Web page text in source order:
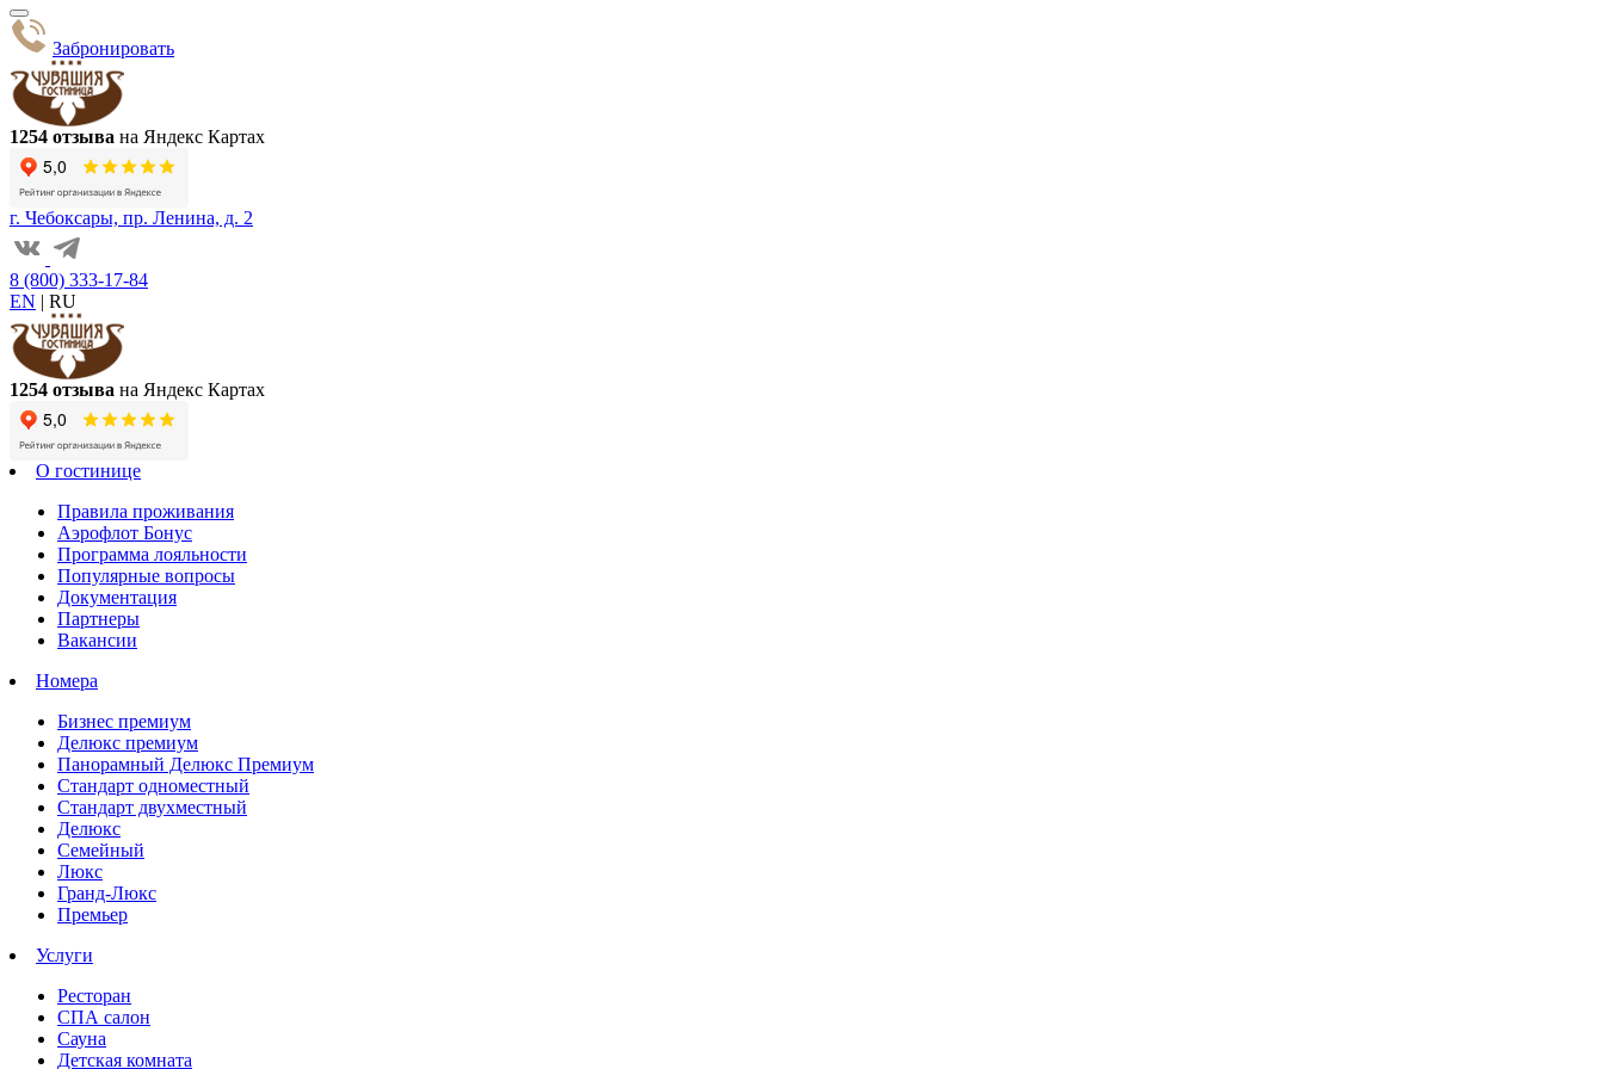
Забронировать
1254 отзыва на Яндекс Картах
г. Чебоксары, пр. Ленина, д. 2
8 (800) 333-17-84
EN | RU
1254 отзыва на Яндекс Картах
О гостинице
Правила проживания
Аэрофлот Бонус
Программа лояльности
Популярные вопросы
Документация
Партнеры
Вакансии
Номера
Бизнес премиум
Делюкс премиум
Панорамный Делюкс Премиум
Стандарт одноместный
Стандарт двухместный
Делюкс
Семейный
Люкс
Гранд-Люкс
Премьер
Услуги
Ресторан
СПА салон
Сауна
Детская комната